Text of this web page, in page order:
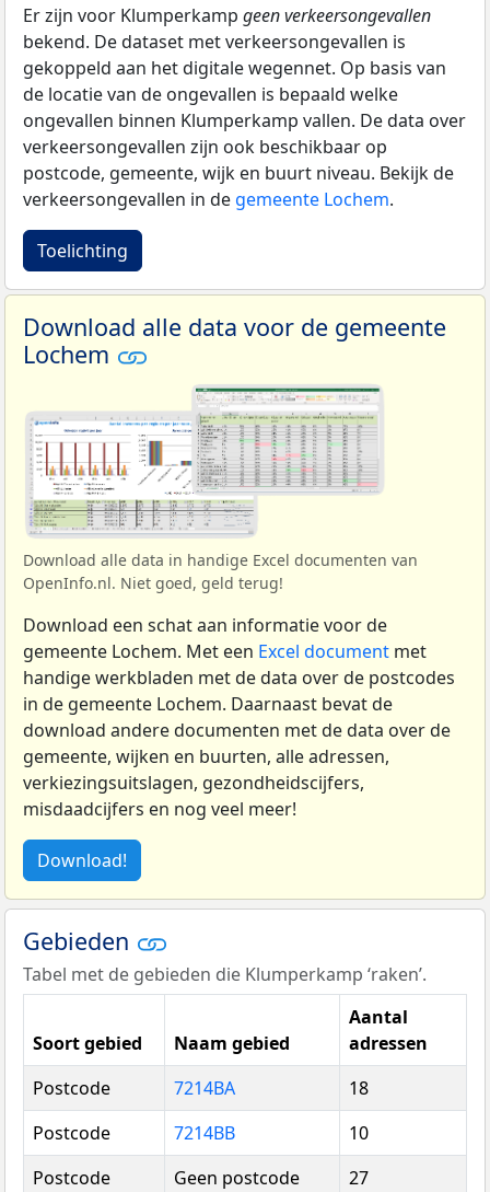
Er zijn voor Klumperkamp geen verkeersongevallen
bekend. De dataset met verkeersongevallen is
gekoppeld aan het digitale wegennet. Op basis van
de locatie van de ongevallen is bepaald welke
ongevallen binnen Klumperkamp vallen. De data over
verkeersongevallen zijn ook beschikbaar op
postcode, gemeente, wijk en buurt niveau. Bekijk de
verkeersongevallen in de gemeente Lochem.
Toelichting
Download alle data voor de gemeente
Lochem
Download alle data in handige Excel documenten van
OpenInfo.nl. Niet goed, geld terug!
Download een schat aan informatie voor de
gemeente Lochem. Met een Excel document met
handige werkbladen met de data over de postcodes
in de gemeente Lochem. Daarnaast bevat de
download andere documenten met de data over de
gemeente, wijken en buurten, alle adressen,
verkiezingsuitslagen, gezondheidscijfers,
misdaadcijfers en nog veel meer!
Download!
Gebieden
Tabel met de gebieden die Klumperkamp ‘raken’.
Soort gebied Naam gebied
Aantal
adressen
Postcode
7214BA
18
Postcode
7214BB
10
Postcode
Geen postcode
27